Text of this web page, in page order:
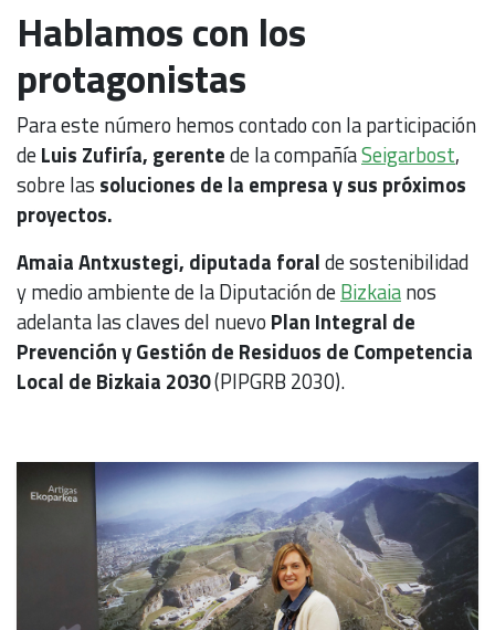
Hablamos con los
protagonistas
Para este número hemos contado con la participación
deLuis Zufiría, gerentede la compañíaSeigarbost,
sobre las soluciones de la empresa y sus próximos
proyectos.
Amaia Antxustegi, diputada foralde sostenibilidad
y medio ambiente de la Diputación deBizkaianos
adelanta las claves del nuevo Plan Integral de
Prevención y Gestión de Residuos de Competencia
Local de Bizkaia 2030(PIPGRB 2030).